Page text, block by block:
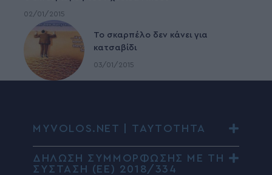
02/01/2015
To σκαρπέλο δεν κάνει για
κατσαβίδι
03/01/2015
MYVOLOS.NET | ΤΑΥΤΟΤΗΤΑ
ΔΗΛΩΣΗ ΣΥΜΜΟΡΦΩΣΗΣ ΜΕ ΤΗ
ΣΥΣΤΑΣΗ (ΕΕ) 2018/334